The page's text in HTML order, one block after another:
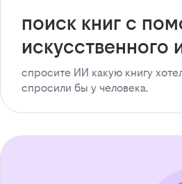
поиск книг с
искусственного
спросите ИИ какую книгу
спросили бы у человека.